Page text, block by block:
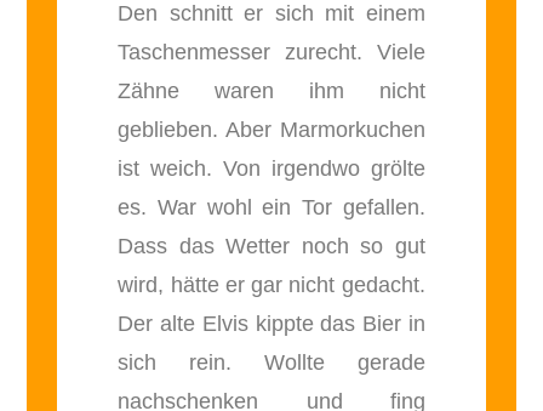
Den schnitt er sich mit einem
Taschenmesser zurecht. Viele
Zähne waren ihm nicht
geblieben. Aber Marmorkuchen
ist weich. Von irgendwo grölte
es. War wohl ein Tor gefallen.
Dass das Wetter noch so gut
wird, hätte er gar nicht gedacht.
Der alte Elvis kippte das Bier in
sich rein. Wollte gerade
nachschenken und fing